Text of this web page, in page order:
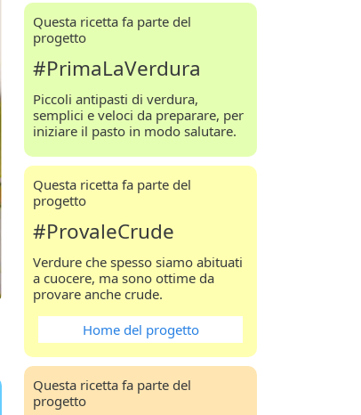
Questa ricetta fa parte del
progetto
#PrimaLaVerdura
Piccoli antipasti di verdura,
semplici e veloci da preparare, per
iniziare il pasto in modo salutare.
Questa ricetta fa parte del
progetto
#ProvaleCrude
Verdure che spesso siamo abituati
a cuocere, ma sono ottime da
provare anche crude.
Home del progetto
Questa ricetta fa parte del
progetto